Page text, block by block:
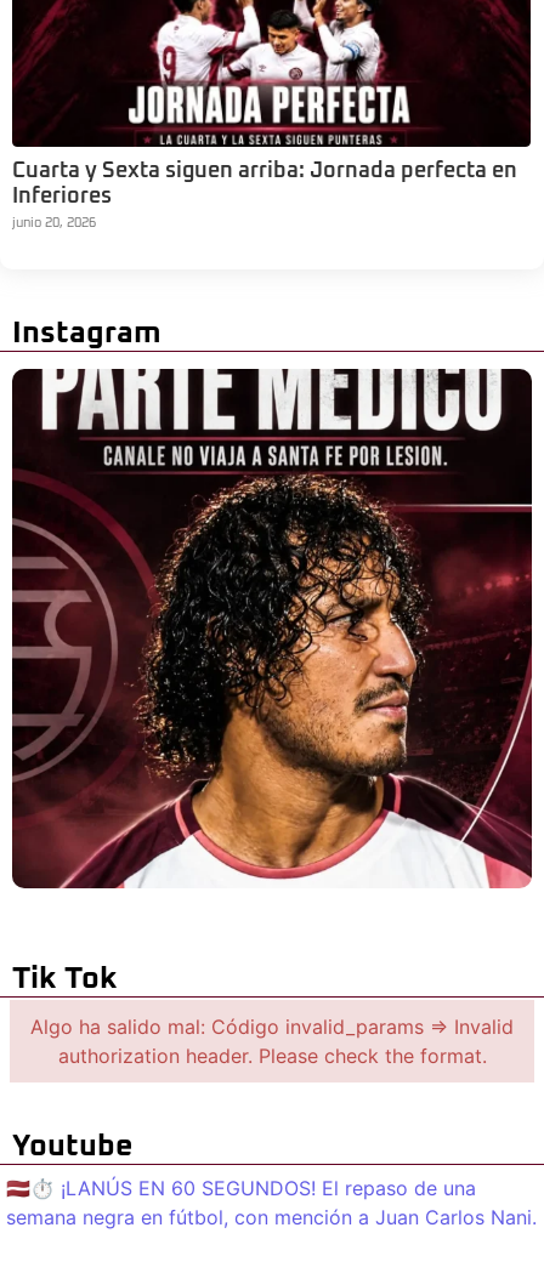
Cuarta y Sexta siguen arriba: Jornada perfecta en
Inferiores
junio 20, 2026
Instagram
Tik Tok
Algo ha salido mal: Código invalid_params => Invalid
authorization header. Please check the format.
Youtube
🇱🇻⏱️ ¡LANÚS EN 60 SEGUNDOS! El repaso de una
semana negra en fútbol, con mención a Juan Carlos Nani.